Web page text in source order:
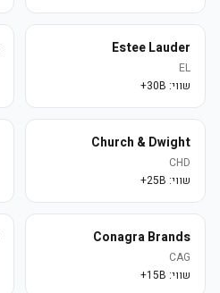
Estee Lauder
EL
שווי: 30B+
Church & Dwight
CHD
שווי: 25B+
Conagra Brands
CAG
שווי: 15B+